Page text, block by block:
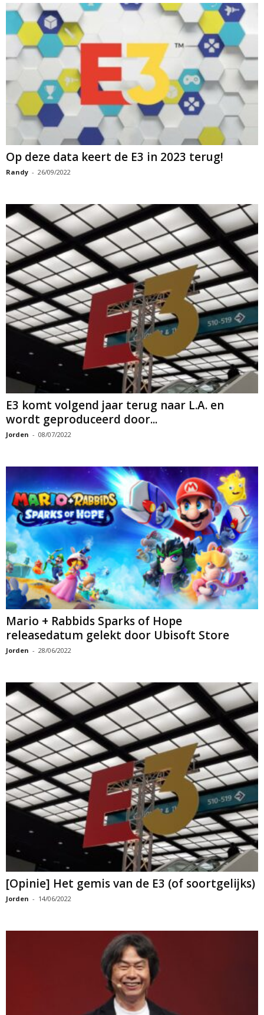
Op deze data keert de E3 in 2023 terug!
Randy - 26/09/2022
E3 komt volgend jaar terug naar L.A. en
wordt geproduceerd door...
Jorden - 08/07/2022
Mario + Rabbids Sparks of Hope
releasedatum gelekt door Ubisoft Store
Jorden - 28/06/2022
[Opinie] Het gemis van de E3 (of soortgelijks)
Jorden - 14/06/2022